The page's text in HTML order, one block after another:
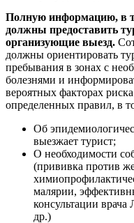
Полную информацию, в
должны предоставить
организующие выезд.
должны ориентировать
пребывания в зонах с
болезнями и
вероятных факторах
определенных правил, в
Об
выезжает турист;
О необходимости
(прививка против
малярии,
консультации
др.)